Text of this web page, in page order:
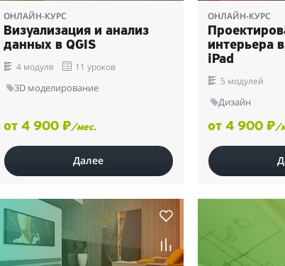
ОНЛАЙН-КУРС
Визуализация и анализ
данных в QGIS
4 модуля 11 уроков
3D моделирование
от 4 900 ₽/мес.
Далее
ОНЛАЙН-КУРС
интерьера
iPad
5 модулей
Дизайн
от 4 900 ₽/